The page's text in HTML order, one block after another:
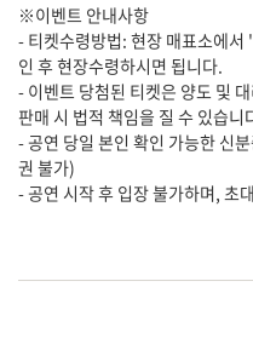
※이벤트 안내사항
- 티켓수령방법: 현장 매표소에
인 후 현장수령하시면 됩니다.
- 이벤트 당첨된 티켓은 양도 및
판매 시 법적 책임을 질 수 있습니
- 공연 당일 본인 확인 가능한 신
권 불가)
- 공연 시작 후 입장 불가하며, 초